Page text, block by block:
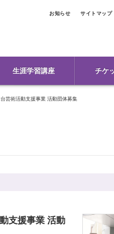
お知らせ サイトマップ
生涯学習講座 チケ
芸術活動支援事業 活動団体募集
支援事業 活動